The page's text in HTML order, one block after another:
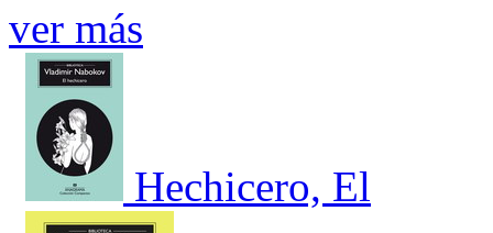
ver más
Hechicero, El